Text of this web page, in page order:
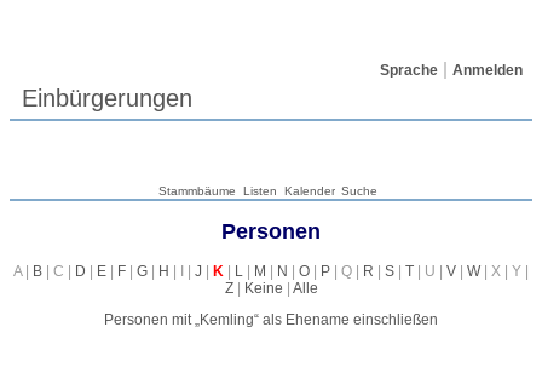
Sprache Anmelden
Einbürgerungen
Stammbäume Listen Kalender Suche
Personen
A | B | C | D | E | F | G | H | I | J | K | L | M | N | O | P | Q | R | S | T | U | V | W| X | Y |
Z| Keine | Alle
Personen mit „Kemling“ als Ehename einschließen